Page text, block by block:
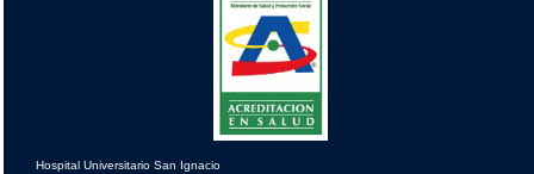
Hospital Universitario San Ignacio